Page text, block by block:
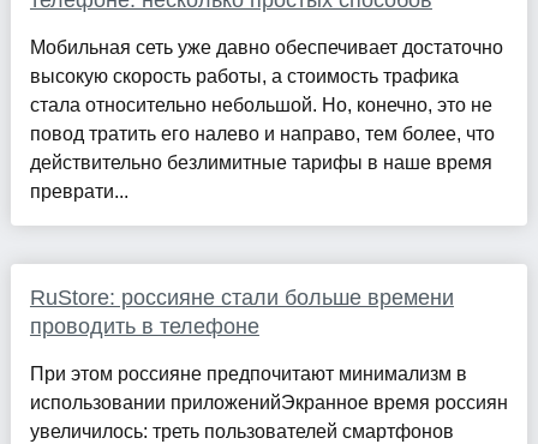
Мобильная сеть уже давно обеспечивает достаточно
высокую скорость работы, а стоимость трафика
стала относительно небольшой. Но, конечно, это не
повод тратить его налево и направо, тем более, что
действительно безлимитные тарифы в наше время
преврати...
RuStore: россияне стали больше времени
проводить в телефоне
При этом россияне предпочитают минимализм в
использовании приложенийЭкранное время россиян
увеличилось: треть пользователей смартфонов